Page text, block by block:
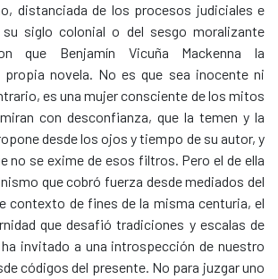
distanciada de los procesos judiciales e
siglo colonial o del sesgo moralizante
que Benjamín Vicuña Mackenna la
novela. No es que sea inocente ni
es una mujer consciente de los mitos
con desconfianza, que la temen y la
desde los ojos y tiempo de su autor, y
no se exime de esos filtros. Pero el de ella
que cobró fuerza desde mediados del
contexto de fines de la misma centuria, el
que desafió tradiciones y escalas de
invitado a una introspección de nuestro
códigos del presente. No para juzgar uno